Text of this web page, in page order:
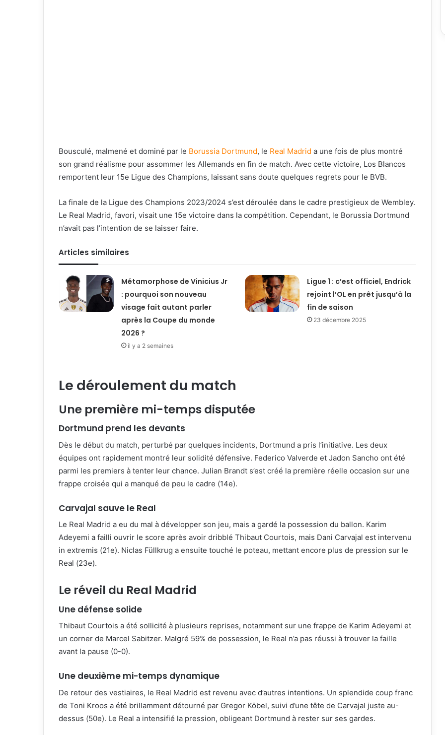
Bousculé, malmené et dominé par le Borussia Dortmund, le Real Madrid a une fois de plus montré
son grand réalisme pour assommer les Allemands en fin de match. Avec cette victoire, Los Blancos
remportent leur 15e Ligue des Champions, laissant sans doute quelques regrets pour le BVB.
La finale de la Ligue des Champions 2023/2024 s’est déroulée dans le cadre prestigieux de Wembley.
Le Real Madrid, favori, visait une 15e victoire dans la compétition. Cependant, le Borussia Dortmund
n’avait pas l’intention de se laisser faire.
Articles similaires
Métamorphose de Vinicius Jr
: pourquoi son nouveau
visage fait autant parler
après la Coupe du monde
2026 ?
il y a 2 semaines
Ligue 1 : c’est officiel, Endrick
rejoint l’OL en prêt jusqu’à la
fin de saison
23 décembre 2025
Le déroulement du match
Une première mi-temps disputée
Dortmund prend les devants
Dès le début du match, perturbé par quelques incidents, Dortmund a pris l’initiative. Les deux
équipes ont rapidement montré leur solidité défensive. Federico Valverde et Jadon Sancho ont été
parmi les premiers à tenter leur chance. Julian Brandt s’est créé la première réelle occasion sur une
frappe croisée qui a manqué de peu le cadre (14e).
Carvajal sauve le Real
Le Real Madrid a eu du mal à développer son jeu, mais a gardé la possession du ballon. Karim
Adeyemi a failli ouvrir le score après avoir dribblé Thibaut Courtois, mais Dani Carvajal est intervenu
in extremis (21e). Niclas Füllkrug a ensuite touché le poteau, mettant encore plus de pression sur le
Real (23e).
Le réveil du Real Madrid
Une défense solide
Thibaut Courtois a été sollicité à plusieurs reprises, notamment sur une frappe de Karim Adeyemi et
un corner de Marcel Sabitzer. Malgré 59% de possession, le Real n’a pas réussi à trouver la faille
avant la pause (0-0).
Une deuxième mi-temps dynamique
De retour des vestiaires, le Real Madrid est revenu avec d’autres intentions. Un splendide coup franc
de Toni Kroos a été brillamment détourné par Gregor Köbel, suivi d’une tête de Carvajal juste au-
dessus (50e). Le Real a intensifié la pression, obligeant Dortmund à rester sur ses gardes.